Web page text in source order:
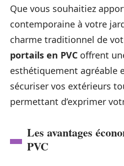
Que vous souhaitiez
contemporaine à votre
charme traditionnel de
portails en PVC offrent
esthétiquement agréable
sécuriser vos extérieurs
permettant d’exprimer
Les avantages
PVC